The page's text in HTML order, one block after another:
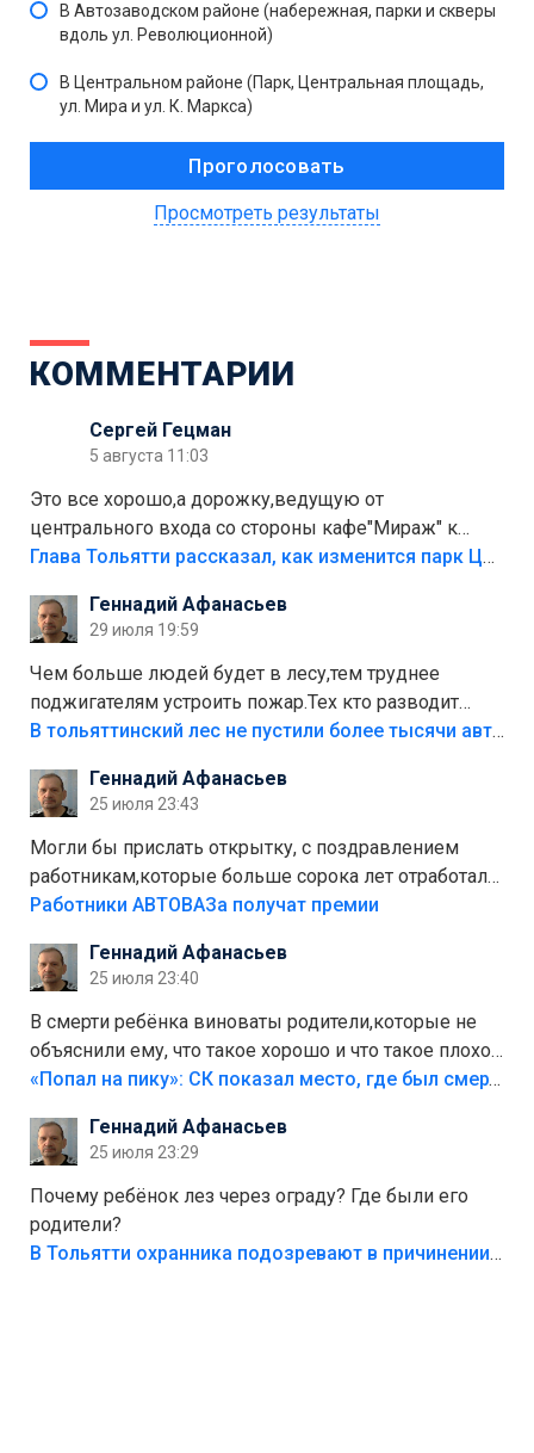
В Автозаводском районе (набережная, парки и скверы
вдоль ул. Революционной)
В Центральном районе (Парк, Центральная площадь,
ул. Мира и ул. К. Маркса)
Просмотреть результаты
КОММЕНТАРИИ
Сергей Гецман
5 августа 11:03
Это все хорошо,а дорожку,ведущую от
центрального входа со стороны кафе"Мираж" к
аттракционам слабо доделать?А то бордюры
лежала в парке и испортилась.Да еще,видимо,часть
украли.
Глава Тольятти рассказал, как изменится парк Центрального района
Геннадий Афанасьев
29 июля 19:59
Чем больше людей будет в лесу,тем труднее
поджигателям устроить пожар.Тех кто разводит
костры,тех надо безбожно штрафовать.Камер полно
Штрафы мизерные.
В тольяттинский лес не пустили более тысячи автомобилей
Геннадий Афанасьев
25 июля 23:43
Могли бы прислать открытку, с поздравлением
работникам,которые больше сорока лет отработали
на предприятии.
Работники АВТОВАЗа получат премии
Геннадий Афанасьев
25 июля 23:40
В смерти ребёнка виноваты родители,которые не
объяснили ему, что такое хорошо и что такое плохо!
Лезть через такой забор,верх безумия,есть же
свою судьбу.
«Попал на пику»: СК показал место, где был смертельно травмирован ребенок в Тольятти
Геннадий Афанасьев
25 июля 23:29
Почему ребёнок лез через ограду? Где были его
родители?
В Тольятти охранника подозревают в причинении смерти ребенку